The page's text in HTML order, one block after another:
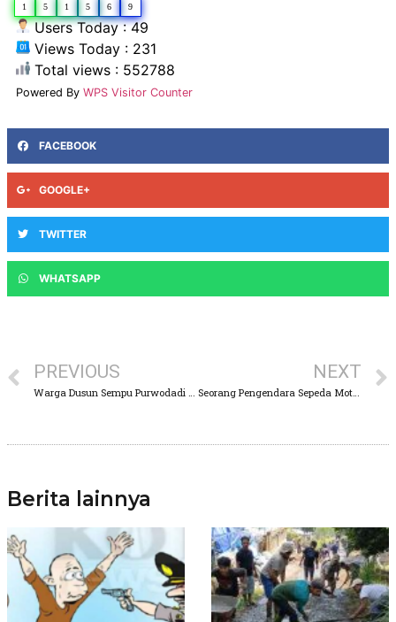
1 5 1 5 6 9
Users Today : 49
Views Today : 231
Total views : 552788
Powered By WPS Visitor Counter
FACEBOOK
GOOGLE+
TWITTER
WHATSAPP
PREVIOUS NEXT
Seorang Pengendara Sepeda Motor Megapro Tewas di Tabrak Mobil Mitsubishi Xpander di Purwodadi
Berita lainnya